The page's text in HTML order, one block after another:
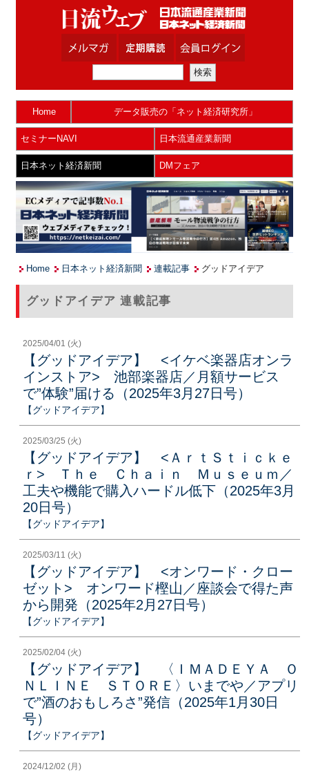
Home データ販売の「ネット経済研究所」
セミナーNAVI 日本流通産業新聞
日本ネット経済新聞 DMフェア
Home 日本ネット経済新聞 連載記事 グッドアイデア
グッドアイデア 連載記事
2025/04/01 (火)
【グッドアイデア】 <イケベ楽器店オンラ
インストア> 池部楽器店／月額サービス
で”体験”届ける（2025年3月27日号）
【グッドアイデア】
2025/03/25 (火)
【グッドアイデア】 <ＡｒｔＳｔｉｃｋｅ
ｒ> Ｔｈｅ Ｃｈａｉｎ Ｍｕｓｅｕｍ／
工夫や機能で購入ハードル低下（2025年3月
20日号）
【グッドアイデア】
2025/03/11 (火)
【グッドアイデア】 <オンワード・クロー
ゼット> オンワード樫山／座談会で得た声
から開発（2025年2月27日号）
【グッドアイデア】
2025/02/04 (火)
【グッドアイデア】 〈ＩＭＡＤＥＹＡ Ｏ
ＮＬＩＮＥ ＳＴＯＲＥ〉いまでや／アプリ
で”酒のおもしろさ”発信（2025年1月30日
号）
【グッドアイデア】
2024/12/02 (月)